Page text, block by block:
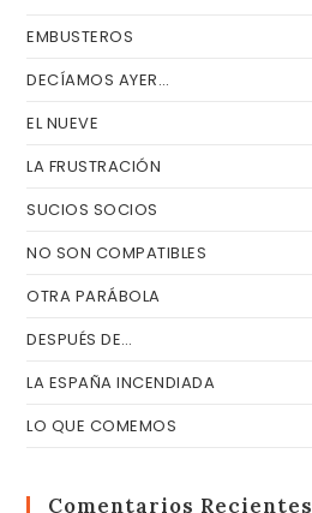
EMBUSTEROS
DECÍAMOS AYER…
EL NUEVE
LA FRUSTRACIÓN
SUCIOS SOCIOS
NO SON COMPATIBLES
OTRA PARÁBOLA
DESPUÉS DE…
LA ESPAÑA INCENDIADA
LO QUE COMEMOS
Comentarios Recientes